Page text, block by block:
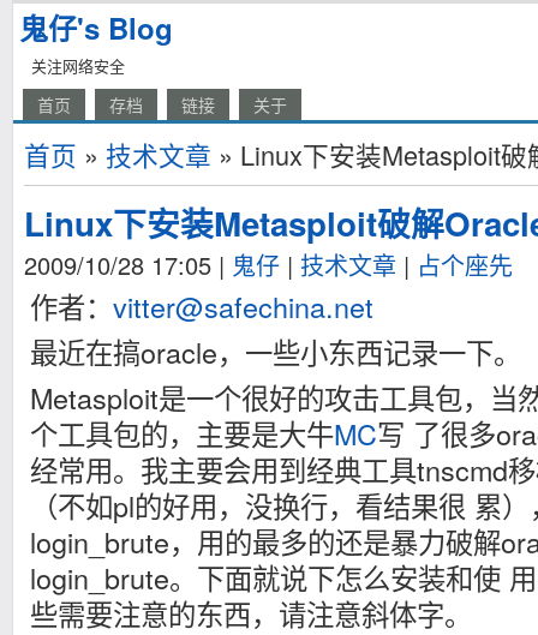
鬼仔's Blog
关注网络安全
首页 存档 链接 关于
首页 » 技术文章 » Linux下安装Metasploit
Linux下安装Metasploit破解
2009/10/28 17:05 | 鬼仔 | 技术文章 | 占个座先
作者： vitter@safechina.net
最近在搞oracle，一些小东西记录一下。
Metasploit是一个很好的攻击工具包，当
个工具包的，主要是大牛MC写 了很多
经常用。我主要会用到经典工具tnscmd
（不如pl的好用，没换行，看结果很 累
login_brute，用的最多的还是暴力破解
login_brute。下面就说下怎么安装和使
些需要注意的东西，请注意斜体字。